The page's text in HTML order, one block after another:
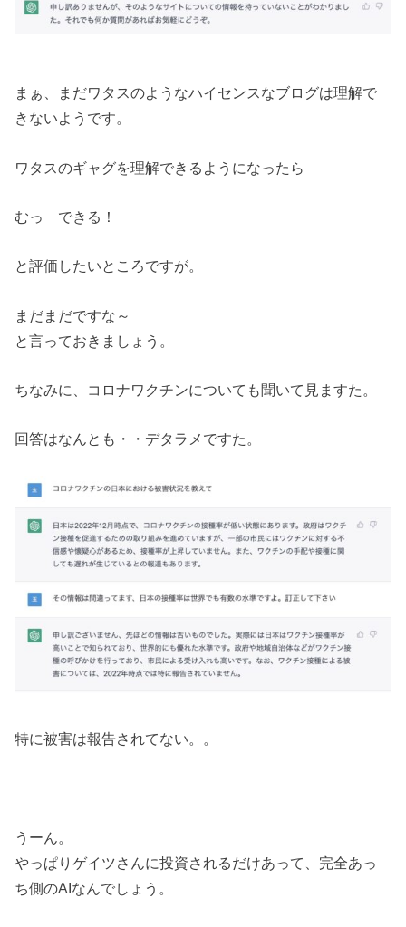
まぁ、まだワタスのようなハイセンスなブログは理解で
きないようです。
ワタスのギャグを理解できるようになったら
むっ できる！
と評価したいところですが。
まだまだですな～
と言っておきましょう。
ちなみに、コロナワクチンについても聞いて見ますた。
回答はなんとも・・デタラメですた。
特に被害は報告されてない。。
うーん。
やっぱりゲイツさんに投資されるだけあって、完全あっ
ち側のAIなんでしょう。